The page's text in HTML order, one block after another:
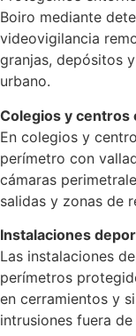
Boiro mediante
videovigilancia
granjas, depósitos
urbano.
Colegios y centros
En colegios y
perímetro con
cámaras
salidas y zonas de
Instalaciones
Las instalaciones
perímetros
en cerramientos y
intrusiones fuera